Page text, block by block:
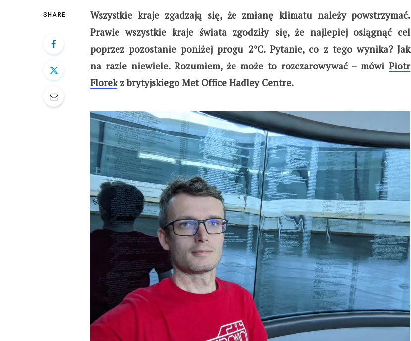
SHARE
Wszystkie kraje zgadzają się, że zmianę klimatu należy powstrzymać.
Prawie wszystkie kraje świata zgodziły się, że najlepiej osiągnąć cel
poprzez pozostanie poniżej progu 2°C. Pytanie, co z tego wynika? Jak
na razie niewiele. Rozumiem, że może to rozczarowywać – mówiPiotr
Florekz brytyjskiego Met Office Hadley Centre.